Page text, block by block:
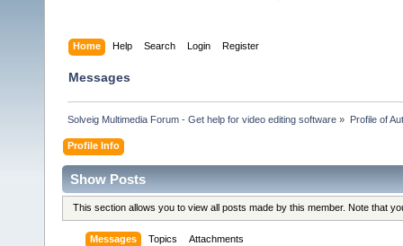
Home Help Search Login Register
Messages
Solveig Multimedia Forum - Get help for video editing software » Profile of
Profile Info
Show Posts
This section allows you to view all posts made by this member. Note that
Messages Topics Attachments